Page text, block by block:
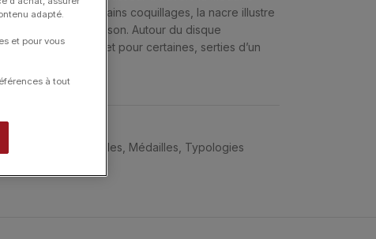
à l’intérieur de certains coquillages, la nacre illustre
et de la belle saison. Autour du disque
de laurier en or et pour certaines, serties d’un
Médailles Médailles Typologies
adapté.
et pour vous
à tout